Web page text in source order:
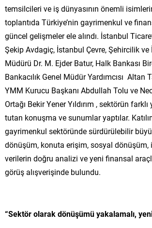
temsilcileri ve iş dünyasının önemli
toplantıda Türkiye’nin gayrimenkul ve
güncel gelişmeler ele alındı. İstanbul
Şekip Avdagiç, İstanbul Çevre, Şehircilik
Müdürü Dr. M. Ejder Batur, Halk Bankası
Bankacılık Genel Müdür Yardımcısı Altan
YMM Kurucu Başkanı Abdullah Tolu ve
Ortağı Bekir Yener Yıldırım , sektörün farklı
tutan konuşma ve sunumlar yaptılar.
gayrimenkul sektöründe sürdürülebilir
dönüşüm, konuta erişim, sosyal dönüşüm,
verilerin doğru analizi ve yeni finansal
görüş alışverişinde bulundu.
“Sektör olarak dönüşümü yakalamalı,